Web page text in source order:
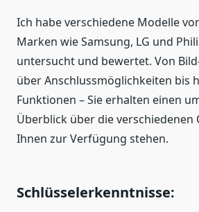
Ich habe verschiedene Modelle
Marken wie Samsung, LG und
untersucht und bewertet. Von
über Anschlussmöglichkeiten bis
Funktionen – Sie erhalten einen
Überblick über die verschiedenen
Ihnen zur Verfügung stehen.
Schlüsselerkenntnisse: